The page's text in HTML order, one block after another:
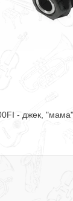
- джек,